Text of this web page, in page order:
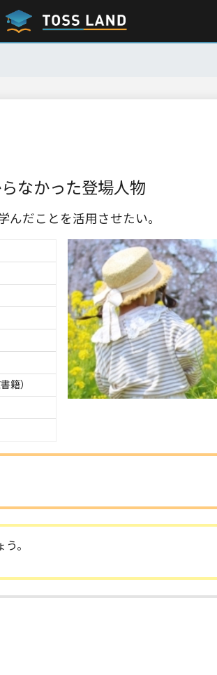
なかった登場人物
だことを活用させたい。
籍）
。